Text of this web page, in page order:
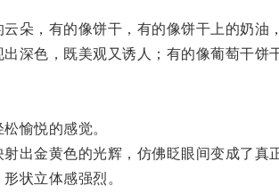
，有的像饼干，有的像饼干上的奶油
色，既美观又诱人；有的像葡萄干饼
愉悦的感觉。
金黄色的光辉，仿佛眨眼间变成了真正
状立体感强烈。